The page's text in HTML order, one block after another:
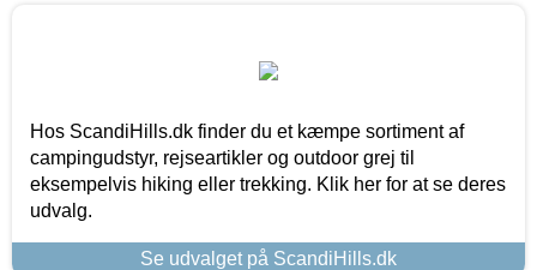
Hos ScandiHills.dk finder du et kæmpe sortiment af
campingudstyr, rejseartikler og outdoor grej til
eksempelvis hiking eller trekking. Klik her for at se deres
udvalg.
Se udvalget på ScandiHills.dk